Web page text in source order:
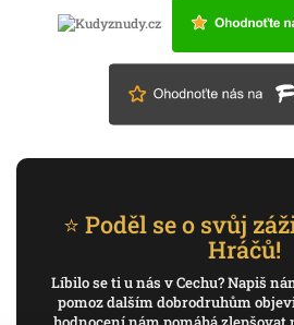
⭐ Poděl se o svůj
Hráčů!
Líbilo se ti u nás v Cechu? Napiš
pomoz dalším dobrodruhům